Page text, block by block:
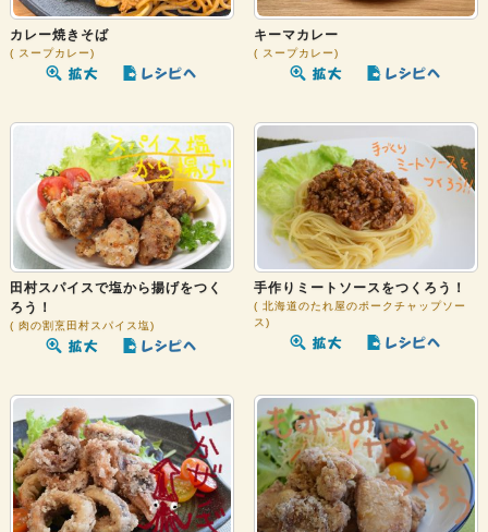
カレー焼きそば
スープカレー
キーマカレー
スープカレー
田村スパイスで塩から揚げをつく
ろう！
肉の割烹田村スパイス塩
手作りミートソースをつくろう！
北海道のたれ屋のポークチャップソー
ス